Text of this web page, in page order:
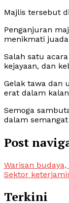
Majlis tersebut
Penganjuran
menikmati
Salah satu
kejayaan, dan
Gelak tawa dan
erat dalam
Semoga
dalam
Post
Warisan
Sektor
Terkini